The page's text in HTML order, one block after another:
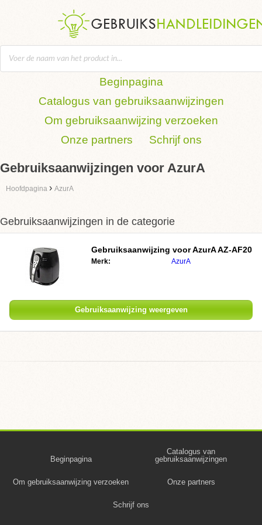
Beginpagina
Catalogus van gebruiksaanwijzingen
Om gebruiksaanwijzing verzoeken
Onze partners
Schrijf ons
Gebruiksaanwijzingen voor AzurA
Hoofdpagina › AzurA
Gebruiksaanwijzingen in de categorie
Gebruiksaanwijzing voor AzurA AZ-AF20
Merk: AzurA
Gebruiksaanwijzing weergeven
Beginpagina
Catalogus van
gebruiksaanwijzingen
Om gebruiksaanwijzing verzoeken Onze partners
Schrijf ons